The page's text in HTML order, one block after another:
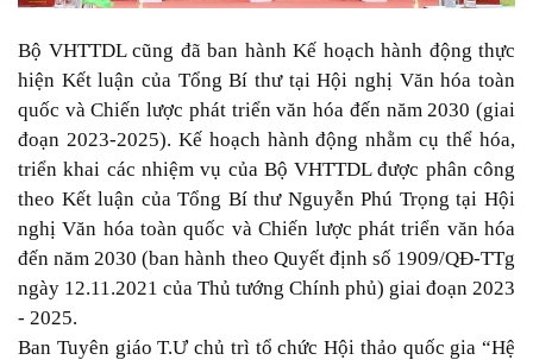
Bộ VHTTDL cũng đã ban hành Kế hoạch hành động thực
hiện Kết luận của Tổng Bí thư tại Hội nghị Văn hóa toàn
quốc và Chiến lược phát triển văn hóa đến năm 2030 (giai
đoạn 2023-2025). Kế hoạch hành động nhằm cụ thể hóa,
triển khai các nhiệm vụ của Bộ VHTTDL được phân công
theo Kết luận của Tổng Bí thư Nguyễn Phú Trọng tại Hội
nghị Văn hóa toàn quốc và Chiến lược phát triển văn hóa
đến năm 2030 (ban hành theo Quyết định số 1909/QĐ-TTg
ngày 12.11.2021 của Thủ tướng Chính phủ) giai đoạn 2023
- 2025.
Ban Tuyên giáo T.Ư chủ trì tổ chức Hội thảo quốc gia “Hệ